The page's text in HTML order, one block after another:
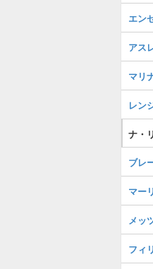
エン
アス
マリ
レン
ナ・
ブレ
マー
メッ
フィ